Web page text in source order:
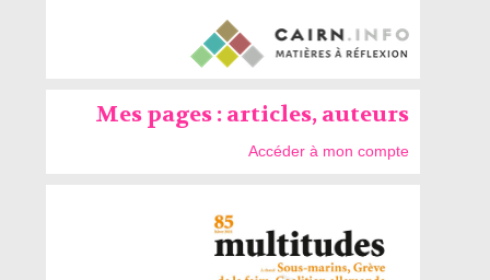
Mes pages : articles, auteurs
Accéder à mon compte